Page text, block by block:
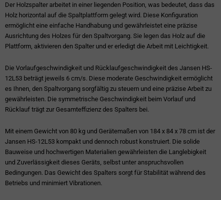
Der Holzspalter arbeitet in einer liegenden Position, was bedeutet, dass das
Holz horizontal auf die Spaltplattform gelegt wird. Diese Konfiguration
ermöglicht eine einfache Handhabung und gewährleistet eine präzise
Ausrichtung des Holzes für den Spaltvorgang. Sie legen das Holz auf die
Plattform, aktivieren den Spalter und er erledigt die Arbeit mit Leichtigkeit.
Die Vorlaufgeschwindigkeit und Rücklaufgeschwindigkeit des Jansen HS-
12L53 beträgt jeweils 6 cm/s. Diese moderate Geschwindigkeit ermöglicht
es Ihnen, den Spaltvorgang sorgfältig zu steuern und eine präzise Arbeit zu
gewährleisten. Die symmetrische Geschwindigkeit beim Vorlauf und
Rücklauf trägt zur Gesamteffizienz des Spalters bei.
Mit einem Gewicht von 80 kg und Gerätemaßen von 184 x 84 x 78 cm ist der
Jansen HS-12L53 kompakt und dennoch robust konstruiert. Die solide
Bauweise und hochwertigen Materialien gewährleisten die Langlebigkeit
und Zuverlässigkeit dieses Geräts, selbst unter anspruchsvollen
Bedingungen. Das Gewicht des Spalters sorgt für Stabilität während des
Betriebs und minimiert Vibrationen.